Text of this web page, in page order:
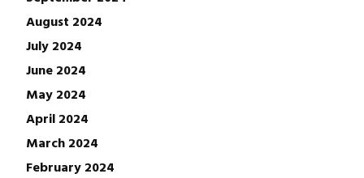
August 2024
July 2024
June 2024
May 2024
April 2024
March 2024
February 2024